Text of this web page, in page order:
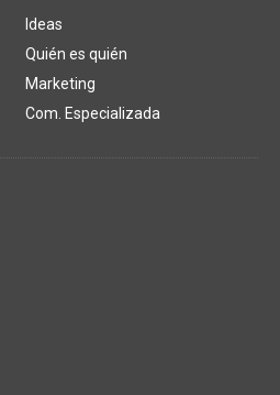
Ideas
Quién es quién
Marketing
Com. Especializada